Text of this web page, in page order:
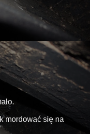
mordować się na